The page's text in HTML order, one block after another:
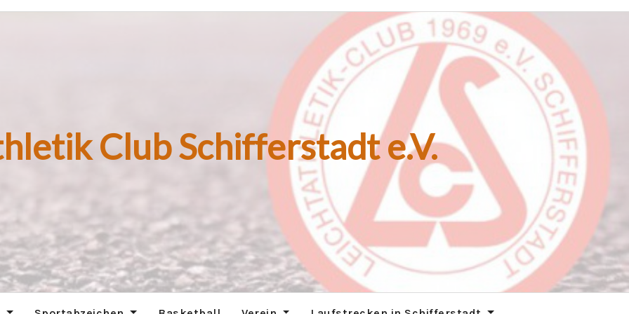
Club Schifferstadt e.V.